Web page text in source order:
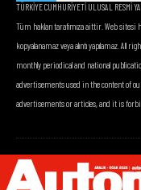
TÜRKİYE CUMHURİYETİ ULUSAL RESMİ
Tüm hakları tarafımıza aittir. Web sitesi
kopyalanamaz veya alıntı yapılamaz. All
monthly periodical and national
advertisements used in the content of
advertisements or articles, and it is